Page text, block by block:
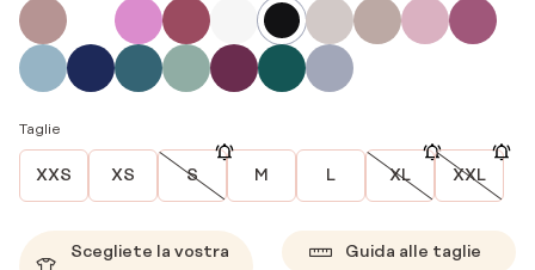
Taglie
XXS XS S M L XL XXL
Scegliete la vostra
Guida alle taglie